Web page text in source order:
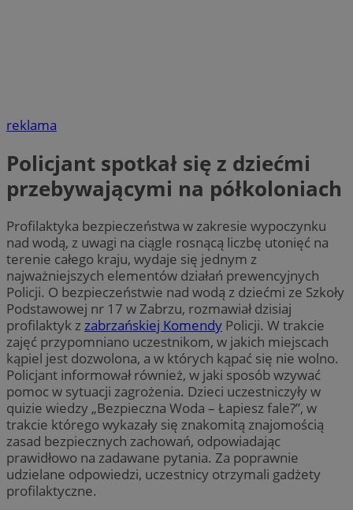
reklama
Policjant spotkał się z dziećmi
przebywającymi na półkoloniach
Profilaktyka bezpieczeństwa w zakresie wypoczynku
nad wodą, z uwagi na ciągle rosnącą liczbę utonięć na
terenie całego kraju, wydaje się jednym z
najważniejszych elementów działań prewencyjnych
Policji. O bezpieczeństwie nad wodą z dziećmi ze Szkoły
Podstawowej nr 17 w Zabrzu, rozmawiał dzisiaj
profilaktyk zzabrzańskiej Komendy Policji. W trakcie
zajęć przypomniano uczestnikom, w jakich miejscach
kąpiel jest dozwolona, a w których kąpać się nie wolno.
Policjant informował również, w jaki sposób wzywać
pomoc w sytuacji zagrożenia. Dzieci uczestniczyły w
quizie wiedzy „Bezpieczna Woda – Łapiesz fale?”, w
trakcie którego wykazały się znakomitą znajomością
zasad bezpiecznych zachowań, odpowiadając
prawidłowo na zadawane pytania. Za poprawnie
udzielane odpowiedzi, uczestnicy otrzymali gadżety
profilaktyczne.